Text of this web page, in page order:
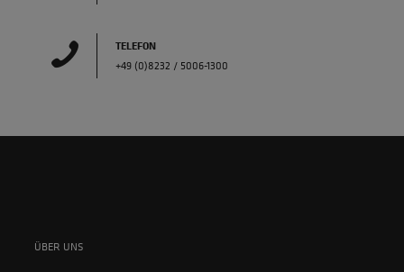
TELEFON
+49 (0)8232 / 5006-1300
ÜBER UNS